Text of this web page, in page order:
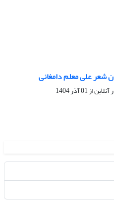
شعر علی معلم دامغانی
از01 آذر 1404